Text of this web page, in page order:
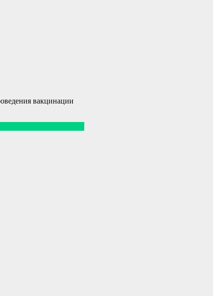
вакцинации